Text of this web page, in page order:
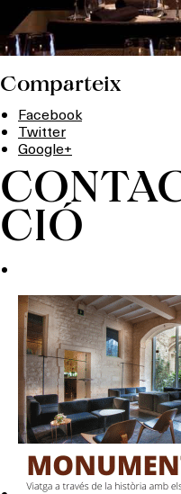
Comparteix
Facebook
Twitter
Google+
CIÓ